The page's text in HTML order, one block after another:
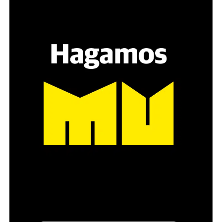
mamá de Lucía Pérez
es a través del interrogante, que puedan encarnar la
pregunta», comparte Gonzalo, de 41 años.